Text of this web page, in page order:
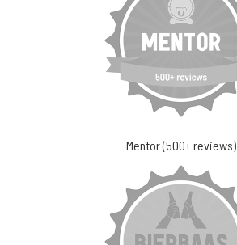
Mentor (500+ reviews)